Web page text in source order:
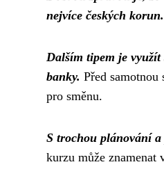
nejvíce českých korun.
Dalším tipem je využít
banky. Před
pro směnu.
S trochou plánování a
kurzu může znamenat